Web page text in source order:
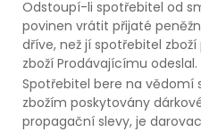
Odstoupí-li spotřebitel od
povinen vrátit přijaté
dříve, než jí spotřebitel
zboží Prodávajícímu odeslal.
Spotřebitel bere na vědomí
zbožím poskytovány
propagační slevy, je